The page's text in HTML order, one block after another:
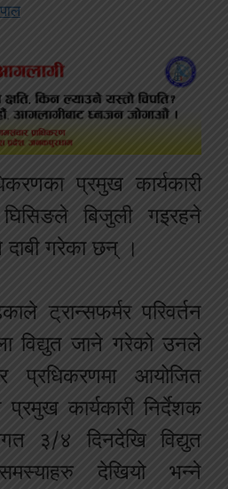
प्रमुख कार्यकारी
बिजुली गइरहने
गरेका छन् ।
ट्रान्सफर्मर परिवर्तन
विद्युत जाने गरेको उनले
प्रधिकरणमा आयोजित
कार्यकारी निर्देशक
३/४ दिनदेखि विद्युत
देखियो भन्ने